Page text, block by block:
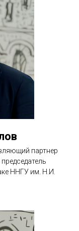
партнер
ННГУ им. Н.И.